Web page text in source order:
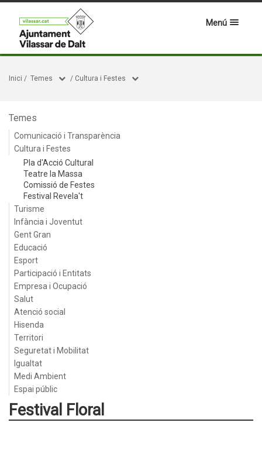
Menú
Inici / Temes / Cultura i Festes
Temes
Comunicació i Transparència
Cultura i Festes
Pla d'Acció Cultural
Teatre la Massa
Comissió de Festes
Festival Revela't
Turisme
Infància i Joventut
Gent Gran
Educació
Esport
Participació i Entitats
Empresa i Ocupació
Salut
Atenció social
Hisenda
Territori
Seguretat i Mobilitat
Igualtat
Medi Ambient
Espai públic
Festival Floral